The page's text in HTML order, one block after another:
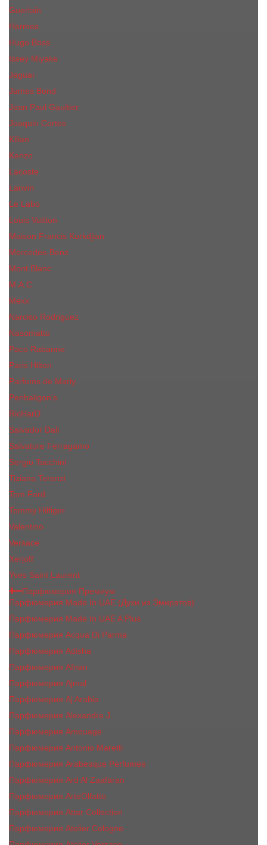
Guerlain
Hermes
Hugo Boss
Issey Miyake
Jaguar
James Bond
Jean Paul Gaultier
Joaquin Сortes
Kilian
Kenzo
Lacoste
Lanvin
Le Labo
Louis Vuitton
Maison Francis Kurkdjian
Mercedes-Benz
Mont Blanc
M.А.C.
Mexx
Narciso Rodriguez
Nasomatto
Paco Rabanne
Paris Hilton
Parfums de Marly
Penhaligon​'s
RicHarD
Salvador Dali
Salvatore Ferragamo
Sergio Tacchini
Tiziana Terenzi
Tom Ford
Tommy Hilfiger
Valentino
Versace
Xerjoff
Yves Saint Laurent
Парфюмерия Премиум
Парфюмерия Made In UAE (Духи из Эмиратов)
Парфюмерия Made In UAE A Plus
Парфюмерия Acqua Di Parma
Парфюмерия Adisha
Парфюмерия Afnan
Парфюмерия Ajmal
Парфюмерия Aj Arabia
Парфюмерия Alexandre J.
Парфюмерия Amouage
Парфюмерия Antonio Maretti
Парфюмерия Arabesque Perfumes
Парфюмерия Ard Al Zaafaran
Парфюмерия ArteOlfatto
Парфюмерия Attar Collection
Парфюмерия Atelier Cologne